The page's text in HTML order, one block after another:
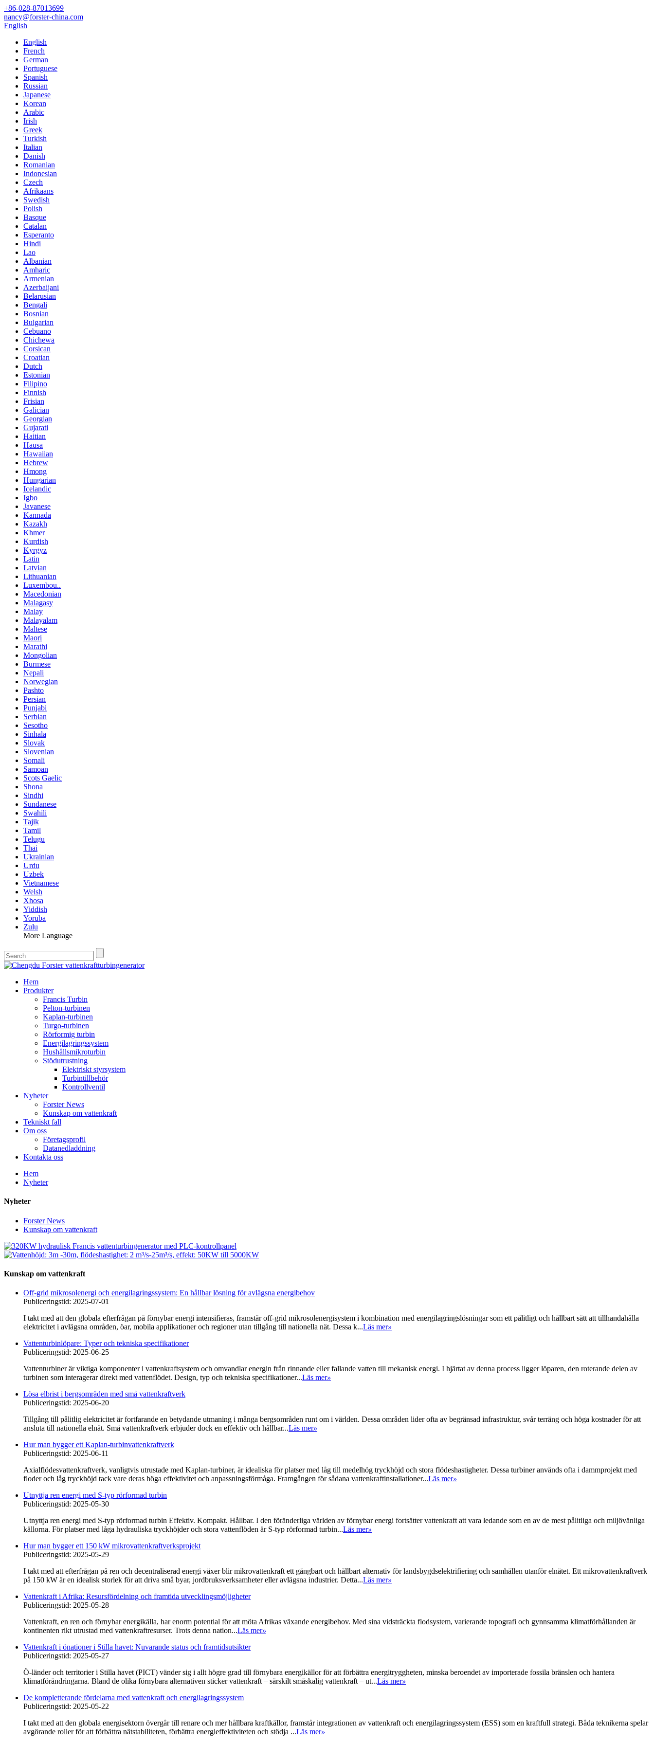
+86-028-87013699
nancy@forster-china.com
English
English
French
German
Portuguese
Spanish
Russian
Japanese
Korean
Arabic
Irish
Greek
Turkish
Italian
Danish
Romanian
Indonesian
Czech
Afrikaans
Swedish
Polish
Basque
Catalan
Esperanto
Hindi
Lao
Albanian
Amharic
Armenian
Azerbaijani
Belarusian
Bengali
Bosnian
Bulgarian
Cebuano
Chichewa
Corsican
Croatian
Dutch
Estonian
Filipino
Finnish
Frisian
Galician
Georgian
Gujarati
Haitian
Hausa
Hawaiian
Hebrew
Hmong
Hungarian
Icelandic
Igbo
Javanese
Kannada
Kazakh
Khmer
Kurdish
Kyrgyz
Latin
Latvian
Lithuanian
Luxembou..
Macedonian
Malagasy
Malay
Malayalam
Maltese
Maori
Marathi
Mongolian
Burmese
Nepali
Norwegian
Pashto
Persian
Punjabi
Serbian
Sesotho
Sinhala
Slovak
Slovenian
Somali
Samoan
Scots Gaelic
Shona
Sindhi
Sundanese
Swahili
Tajik
Tamil
Telugu
Thai
Ukrainian
Urdu
Uzbek
Vietnamese
Welsh
Xhosa
Yiddish
Yoruba
Zulu
More Language
Hem
Produkter
Francis Turbin
Pelton-turbinen
Kaplan-turbinen
Turgo-turbinen
Rörformig turbin
Energilagringssystem
Hushållsmikroturbin
Stödutrustning
Elektriskt styrsystem
Turbintillbehör
Kontrollventil
Nyheter
Forster News
Kunskap om vattenkraft
Tekniskt fall
Om oss
Företagsprofil
Datanedladdning
Kontakta oss
Hem
Nyheter
Nyheter
Forster News
Kunskap om vattenkraft
Kunskap om vattenkraft
Off-grid mikrosolenergi och energilagringssystem: En hållbar lösning för avlägsna energibehov
Publiceringstid: 2025-07-01
I takt med att den globala efterfrågan på förnybar energi intensifieras, framstår off-grid mikrosolenergisystem i kombination med energilagringslösningar som ett pålitligt och hållbart sätt att tillhandahålla
elektricitet i avlägsna områden, öar, mobila applikationer och regioner utan tillgång till nationella nät. Dessa k...Läs mer»
Vattenturbinlöpare: Typer och tekniska specifikationer
Publiceringstid: 2025-06-25
Vattenturbiner är viktiga komponenter i vattenkraftsystem och omvandlar energin från rinnande eller fallande vatten till mekanisk energi. I hjärtat av denna process ligger löparen, den roterande delen av
turbinen som interagerar direkt med vattenflödet. Design, typ och tekniska specifikationer...Läs mer»
Lösa elbrist i bergsområden med små vattenkraftverk
Publiceringstid: 2025-06-20
Tillgång till pålitlig elektricitet är fortfarande en betydande utmaning i många bergsområden runt om i världen. Dessa områden lider ofta av begränsad infrastruktur, svår terräng och höga kostnader för att
ansluta till nationella elnät. Små vattenkraftverk erbjuder dock en effektiv och hållbar...Läs mer»
Hur man bygger ett Kaplan-turbinvattenkraftverk
Publiceringstid: 2025-06-11
Axialflödesvattenkraftverk, vanligtvis utrustade med Kaplan-turbiner, är idealiska för platser med låg till medelhög tryckhöjd och stora flödeshastigheter. Dessa turbiner används ofta i dammprojekt med
floder och låg tryckhöjd tack vare deras höga effektivitet och anpassningsförmåga. Framgången för sådana vattenkraftinstallationer...Läs mer»
Utnyttja ren energi med S-typ rörformad turbin
Publiceringstid: 2025-05-30
Utnyttja ren energi med S-typ rörformad turbin Effektiv. Kompakt. Hållbar. I den föränderliga världen av förnybar energi fortsätter vattenkraft att vara ledande som en av de mest pålitliga och miljövänliga
källorna. För platser med låga hydrauliska tryckhöjder och stora vattenflöden är S-typ rörformad turbin...Läs mer»
Hur man bygger ett 150 kW mikrovattenkraftverksprojekt
Publiceringstid: 2025-05-29
I takt med att efterfrågan på ren och decentraliserad energi växer blir mikrovattenkraft ett gångbart och hållbart alternativ för landsbygdselektrifiering och samhällen utanför elnätet. Ett mikrovattenkraftverk
på 150 kW är en idealisk storlek för att driva små byar, jordbruksverksamheter eller avlägsna industrier. Detta...Läs mer»
Vattenkraft i Afrika: Resursfördelning och framtida utvecklingsmöjligheter
Publiceringstid: 2025-05-28
Vattenkraft, en ren och förnybar energikälla, har enorm potential för att möta Afrikas växande energibehov. Med sina vidsträckta flodsystem, varierande topografi och gynnsamma klimatförhållanden är
kontinenten rikt utrustad med vattenkraftresurser. Trots denna nation...Läs mer»
Vattenkraft i önationer i Stilla havet: Nuvarande status och framtidsutsikter
Publiceringstid: 2025-05-27
Ö-länder och territorier i Stilla havet (PICT) vänder sig i allt högre grad till förnybara energikällor för att förbättra energitryggheten, minska beroendet av importerade fossila bränslen och hantera
klimatförändringarna. Bland de olika förnybara alternativen sticker vattenkraft – särskilt småskalig vattenkraft – ut...Läs mer»
De kompletterande fördelarna med vattenkraft och energilagringssystem
Publiceringstid: 2025-05-22
I takt med att den globala energisektorn övergår till renare och mer hållbara kraftkällor, framstår integrationen av vattenkraft och energilagringssystem (ESS) som en kraftfull strategi. Båda teknikerna spelar
avgörande roller för att förbättra nätstabiliteten, förbättra energieffektiviteten och stödja ...Läs mer»